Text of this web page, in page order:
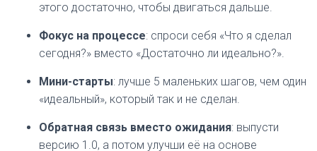
этого достаточно, чтобы двигаться дальше.
Фокус на процессе: спроси себя «Что я сделал
сегодня?» вместо «Достаточно ли идеально?».
Мини-старты: лучше 5 маленьких шагов, чем один
«идеальный», который так и не сделан.
Обратная связь вместо ожидания: выпусти
версию 1.0, а потом улучши её на основе